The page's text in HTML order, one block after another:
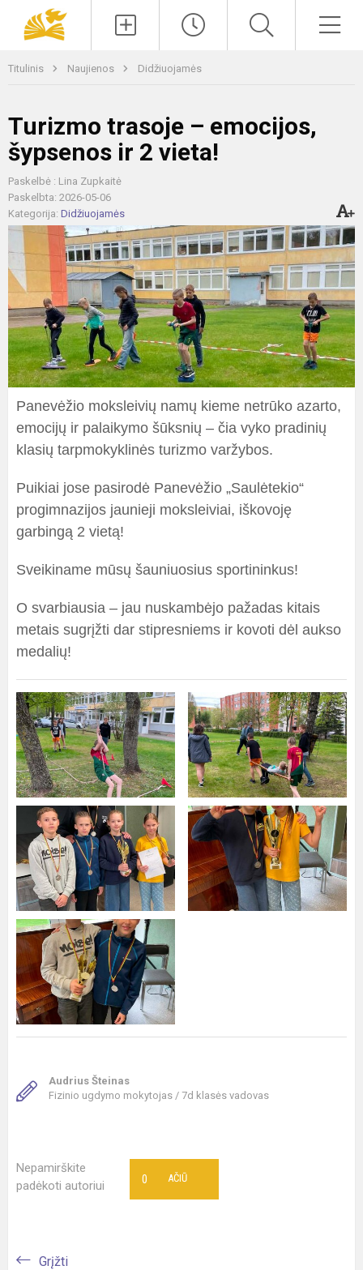
Titulinis Naujienos Didžiuojamės
Turizmo trasoje – emocijos,
šypsenos ir 2 vieta!
Paskelbė : Lina Zupkaitė
Paskelbta: 2026-05-06
Kategorija: Didžiuojamės
Panevėžio moksleivių namų kieme netrūko azarto,
emocijų ir palaikymo šūksnių – čia vyko pradinių
klasių tarpmokyklinės turizmo varžybos.
Puikiai jose pasirodė Panevėžio „Saulėtekio“
progimnazijos jaunieji moksleiviai, iškovoję
garbingą 2 vietą!
Sveikiname mūsų šauniuosius sportininkus!
O svarbiausia – jau nuskambėjo pažadas kitais
metais sugrįžti dar stipresniems ir kovoti dėl aukso
medalių!
Audrius Šteinas
Fizinio ugdymo mokytojas / 7d klasės vadovas
Nepamirškite
padėkoti autoriui
AČIŪ
0
Grįžti